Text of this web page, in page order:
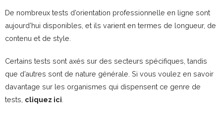
De nombreux tests d’orientation professionnelle en ligne sont
aujourd’hui disponibles, et ils varient en termes de longueur, de
contenu et de style.
Certains tests sont axés sur des secteurs spécifiques, tandis
que d’autres sont de nature générale. Si vous voulez en savoir
davantage sur les organismes qui dispensent ce genre de
tests, cliquez ici